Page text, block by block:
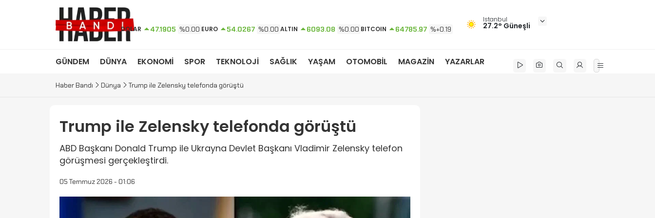
DOLAR 47.1905 %0.00 EURO 54.0267 %0.00 ALTIN 6093.08 %0.00 BITCOIN 64785.97 %+0.19
Istanbul
27.2° Güneşli
GÜNDEM DÜNYA EKONOMİ SPOR TEKNOLOJİ SAĞLIK YAŞAM OTOMOBİL MAGAZİN YAZARLAR
Haber Bandı Dünya Trump ile Zelensky telefonda görüştü
Trump ile Zelensky telefonda görüştü
ABD Başkanı Donald Trump ile Ukrayna Devlet Başkanı Vladimir Zelensky telefon
görüşmesi gerçekleştirdi.
05 Temmuz 2026 - 01:06